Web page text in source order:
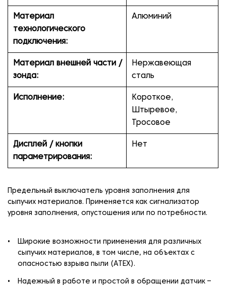
Материал
технологического
подключения:
Алюминий
Материал внешней части /
зонда:
Нержавеющая
сталь
Исполнение:
Короткое,
Штыревое,
Тросовое
Дисплей / кнопки
параметрирования:
Нет
Предельный выключатель уровня заполнения для
сыпучих материалов. Применяется как сигнализатор
уровня заполнения, опустошения или по потребности.
Широкие возможности применения для различных
сыпучих материалов, в том числе, на объектах с
опасностью взрыва пыли (АТЕХ).
Надежный в работе и простой в обращении датчик –